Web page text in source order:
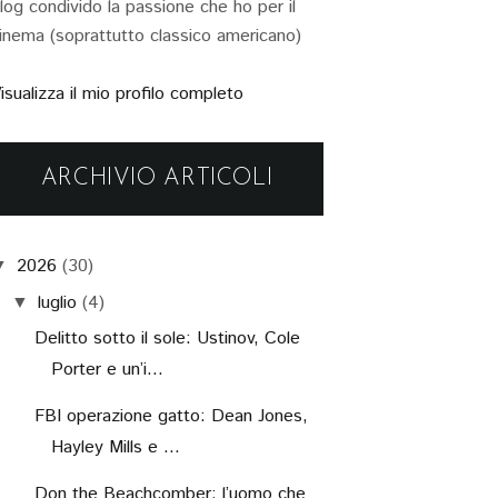
condivido la passione che ho per il
(soprattutto classico americano)
il mio profilo completo
ARCHIVIO ARTICOLI
2026 (30)
▼ luglio (4)
Delitto sotto il sole: Ustinov, Cole
Porter e un’i...
FBI operazione gatto: Dean Jones,
Hayley Mills e ...